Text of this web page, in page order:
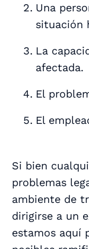
Una
situación
La
afectada.
El
El
Si bien
problemas
ambiente de
dirigirse a un
estamos aquí